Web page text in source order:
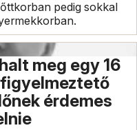
pedig sokkal
meg egy 16
érdemes